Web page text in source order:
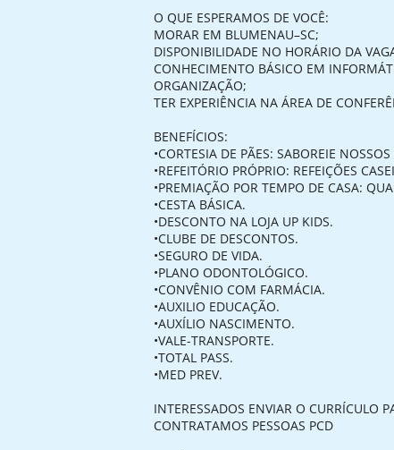
O QUE ESPERAMOS DE VOCÊ:
MORAR EM BLUMENAU–SC;
DISPONIBILIDADE NO HORÁRIO DA
CONHECIMENTO BÁSICO EM
ORGANIZAÇÃO;
TER EXPERIÊNCIA NA ÁREA DE
BENEFÍCIOS:
•CORTESIA DE PÃES: SABOREIE
•REFEITÓRIO PRÓPRIO: REFEIÇÕES
•PREMIAÇÃO POR TEMPO DE CASA:
•CESTA BÁSICA.
•DESCONTO NA LOJA UP KIDS.
•CLUBE DE DESCONTOS.
•SEGURO DE VIDA.
•PLANO ODONTOLÓGICO.
•CONVÊNIO COM FARMÁCIA.
•AUXILIO EDUCAÇÃO.
•AUXÍLIO NASCIMENTO.
•VALE-TRANSPORTE.
•TOTAL PASS.
•MED PREV.
INTERESSADOS ENVIAR O CURRÍCULO
CONTRATAMOS PESSOAS PCD